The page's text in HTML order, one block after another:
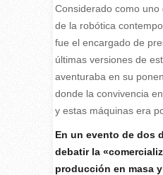
Considerado como uno
de la robótica
fue el encargado de
últimas versiones de
aventuraba en su
donde la convivencia
y estas máquinas era
En un evento de dos
debatir la
producción en masa